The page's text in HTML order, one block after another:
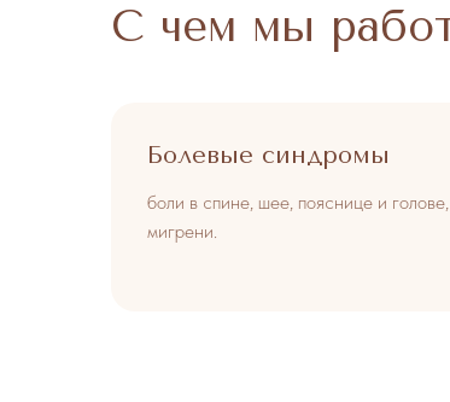
С чем мы
Болевые синдромы
боли в спине, шее, пояснице и голове,
мигрени.